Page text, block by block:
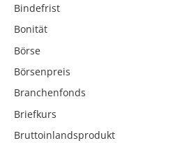
Bindefrist
Bonität
Börse
Börsenpreis
Branchenfonds
Briefkurs
Bruttoinlandsprodukt